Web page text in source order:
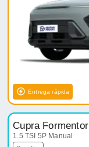
Entrega rápida
Cupra Formentor
1.5 TSI 5P Manual